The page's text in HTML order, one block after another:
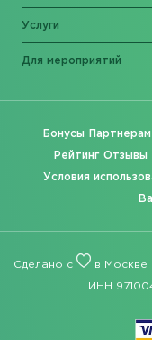
Услуги
Для мероприятий
Бонусы Партнерам
Рейтинг Отзывы
Условия
Сделано с в Москве
ИНН